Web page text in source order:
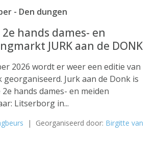
- Den dungen
2e hands dames- en
JURK aan de DONK
2026 wordt er weer een editie van
georganiseerd. Jurk aan de Donk is
hands dames- en meiden
Litserborg in...
| Georganiseerd door: Birgitte van